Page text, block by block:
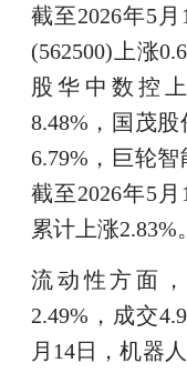
截至2026年5
(562500)上涨
股华中数控
8.48%，国茂
6.79%，巨轮智
截至2026年5
累计上涨2.83%。
流动性方面
2.49%，成交
月14日，机器